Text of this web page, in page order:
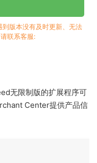
版本没有及时更新、无法
联系客服:
无限制版的扩展程序可
Center提供产品信